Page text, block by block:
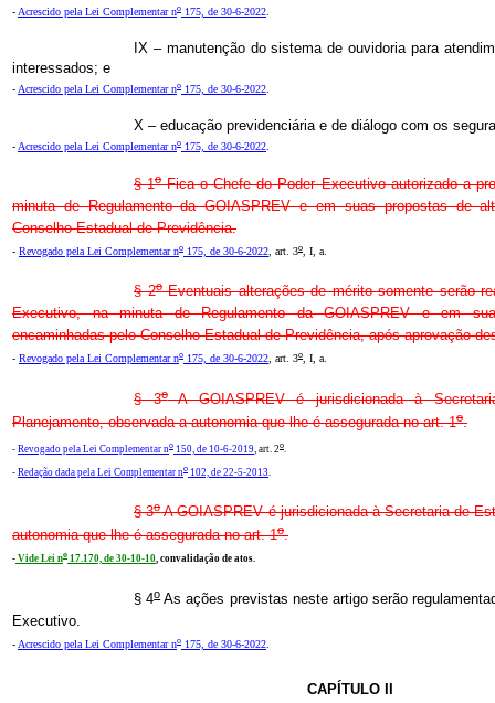
- Acrescido pela Lei Complementar no 175, de 30-6-2022
IX – manutenção do sistema de ouvidoria para
interessados; e
- Acrescido pela Lei Complementar no 175, de 30-6-2022
X – educação previdenciária e de diálogo com os
- Acrescido pela Lei Complementar no 175, de 30-6-2022
§ 1oFica o Chefe do Poder Executivo autorizado a
minuta de Regulamento da GOIASPREV e em suas propostas de
Conselho Estadual de Previdência.
- Revogado pela Lei Complementar no 175, de 30-6-2022 , art. 3o , I, a.
§ 2oEventuais alterações de mérito somente serão
Executivo, na minuta de Regulamento da GOIASPREV e em
encaminhadas pelo Conselho Estadual de Previdência, após aprovação
- Revogado pela Lei Complementar no 175, de 30-6-2022 , art. 3o , I, a.
§ 3oA GOIASPREV é jurisdicionada à
Planejamento, observada a autonomia que lhe é assegurada no art. 1o.
- Revogado pela Lei Complementar no 150, de 10-6-2019 , art. 2o
- Redação dada pela Lei Complementar no 102, de 22-5-2013
§ 3oA GOIASPREV é jurisdicionada à Secretaria de
autonomia que lhe é assegurada no art. 1o.
- Vide Lei no 17.170, de 30-10-10, convalidação de atos.
§ 4oAs ações previstas neste artigo serão
Executivo.
- Acrescido pela Lei Complementar no 175, de 30-6-2022
CAPÍTULO II